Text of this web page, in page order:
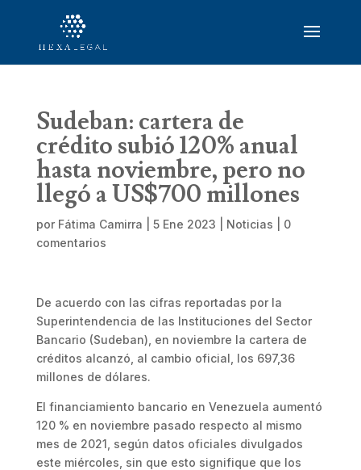
Sudeban: cartera de
crédito subió 120% anual
hasta noviembre, pero no
llegó a US$700 millones
por Fátima Camirra 5 Ene 2023 Noticias
0
comentarios
De acuerdo con las cifras reportadas por la
Superintendencia de las Instituciones del Sector
Bancario (Sudeban), en noviembre la cartera de
créditos alcanzó, al cambio oficial, los 697,36
millones de dólares.
El financiamiento bancario en Venezuela aumentó
120 % en noviembre pasado respecto al mismo
mes de 2021, según datos oficiales divulgados
este miércoles, sin que esto signifique que los